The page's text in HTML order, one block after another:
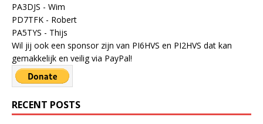
PA3DJS - Wim
PD7TFK - Robert
PA5TYS - Thijs
Wil jij ook een sponsor zijn van PI6HVS en PI2HVS dat kan
gemakkelijk en veilig via PayPal!
RECENT POSTS